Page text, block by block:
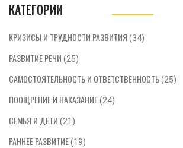
КАТЕГОРИИ
КРИЗИСЫ И ТРУДНОСТИ РАЗВИТИЯ (34)
РАЗВИТИЕ РЕЧИ (25)
САМОСТОЯТЕЛЬНОСТЬ И ОТВЕТСТВЕННОСТЬ(25)
ПООЩРЕНИЕ И НАКАЗАНИЕ(24)
СЕМЬЯ И ДЕТИ (21)
РАННЕЕ РАЗВИТИЕ(19)